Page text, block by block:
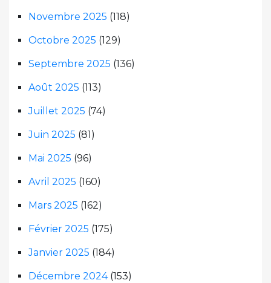
Novembre 2025 (118)
Octobre 2025 (129)
Septembre 2025 (136)
Août 2025 (113)
Juillet 2025 (74)
Juin 2025 (81)
Mai 2025 (96)
Avril 2025 (160)
Mars 2025 (162)
Février 2025 (175)
Janvier 2025 (184)
Décembre 2024(153)